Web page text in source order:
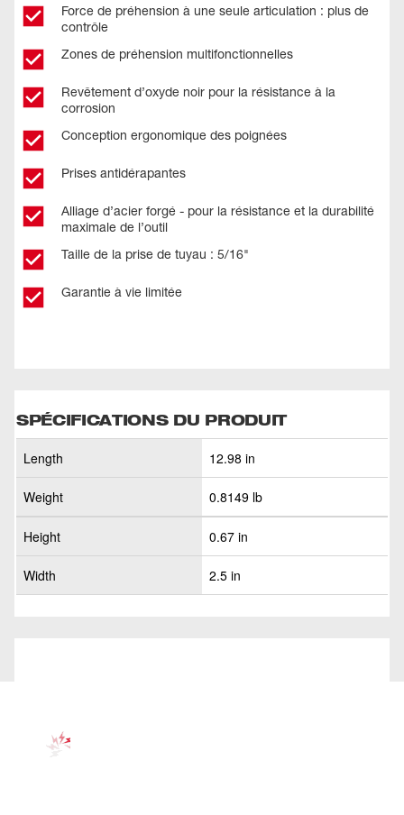
Force de préhension à une seule articulation : plus de
contrôle
Zones de préhension multifonctionnelles
Revêtement d’oxyde noir pour la résistance à la
corrosion
Conception ergonomique des poignées
Prises antidérapantes
Alliage d’acier forgé - pour la résistance et la durabilité
maximale de l’outil
Taille de la prise de tuyau : 5/16"
Garantie à vie limitée
SPÉCIFICATIONS DU PRODUIT
Length 12.98 in
Weight 0.8149 lb
Height 0.67 in
Width 2.5 in